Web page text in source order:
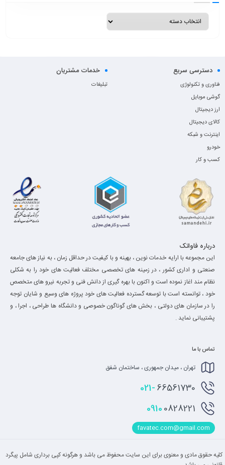
دسترسی سریع
فناوری و تکنولوژی
گوشی موبایل
ارز دیجیتال
کالای دیجیتال
اینترنت و شبکه
خودرو
کسب و کار
خدمات مشتریان
تبلیغات
درباره فاواتک
این مجموعه با ارایه خدمات نوین ، بهینه و با کیفیت در حداقل زمان ، به نیاز های جامعه
صنعتی و اداری کشور ، در زمینه های تخصصی مختلف فعالیت های خود را به شکلی
نظام مند اغاز نموده است و اکنون با بهره گیری از دانش فنی و تجربه نیرو های متخصص
خود ، توانسته است با توسعه گسترده فعالیت های خود پروژه های وسیع و شایان توجه
را در سازمان های دولتی ، بخش های گوناگون خصوصی و دانشگاه ها طراحی ، اجرا ، و
پشتیبانی نماید .
تماس با ما
تهران ، میدان جمهوری ، ساختمان شفق
021-66561730
09100828221
favatec.com@gmail.com
کلیه حقوق مادی و معنوی برای این سایت محفوظ می باشد و هرگونه کپی برداری شامل پیگرد